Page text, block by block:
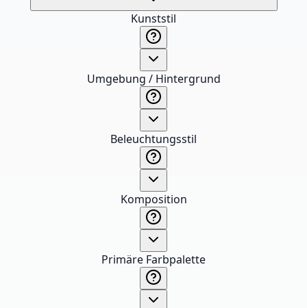
Kunststil
Umgebung / Hintergrund
Beleuchtungsstil
Komposition
Primäre Farbpalette